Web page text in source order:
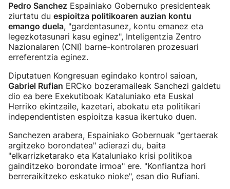
Pedro Sanchez Espainiako Gobernuko presidenteak
ziurtatu du espioitza politikoaren auzian kontu
emango duela, "gardentasunez, kontu emanez eta
legezkotasunari kasu eginez", Inteligentzia Zentro
Nazionalaren (CNI) barne-kontrolaren prozesuari
erreferentzia eginez.
Diputatuen Kongresuan egindako kontrol saioan,
Gabriel Rufian ERCko bozeramaileak Sanchezi galdetu
dio ea bere Exekutiboak Kataluniako eta Euskal
Herriko ekintzaile, kazetari, abokatu eta politikari
independentisten espioitza kasua ikertuko duen.
Sanchezen arabera, Espainiako Gobernuak "gertaerak
argitzeko borondatea" adierazi du, baita
"elkarrizketarako eta Kataluniako krisi politikoa
gainditzeko borondate irmoa" ere. "Konfiantza hori
berreraikitzeko eskatuko nioke", esan dio Rufiani.